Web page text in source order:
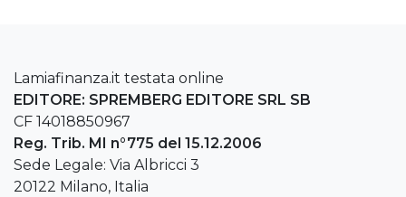
Lamiafinanza.it testata online
EDITORE: SPREMBERG EDITORE SRL SB
CF 14018850967
Reg. Trib. MI n°775 del 15.12.2006
Sede Legale: Via Albricci 3
20122 Milano, Italia